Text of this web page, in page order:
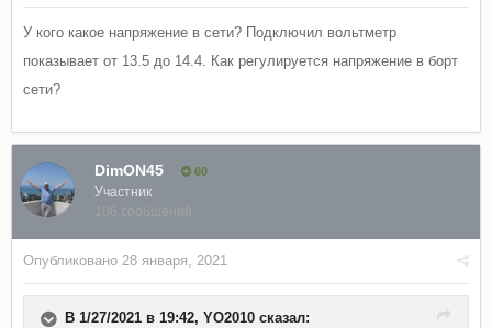
У кого какое напряжение в сети? Подключил вольтметр
показывает от 13.5 до 14.4. Как регулируется напряжение в борт
сети?
DimON45 60
Участник
106 сообщений
Опубликовано 28 января, 2021
В 1/27/2021 в 19:42, YO2010 сказал: